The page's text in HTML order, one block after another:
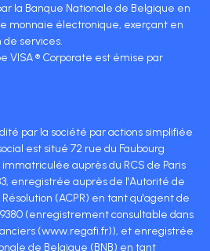
la Banque Nationale de Belgique en
monnaie électronique, exerçant en
services.
VISA ® Corporate est émise par
par la société par actions simplifiée
est situé 72 rue du Faubourg
immatriculée auprès du RCS de Paris
enregistrée auprès de l'Autorité de
(ACPR) en tant qu'agent de
(enregistrement consultable dans
(www.regafi.fr)), et enregistrée
de Belgique (BNB) en tant